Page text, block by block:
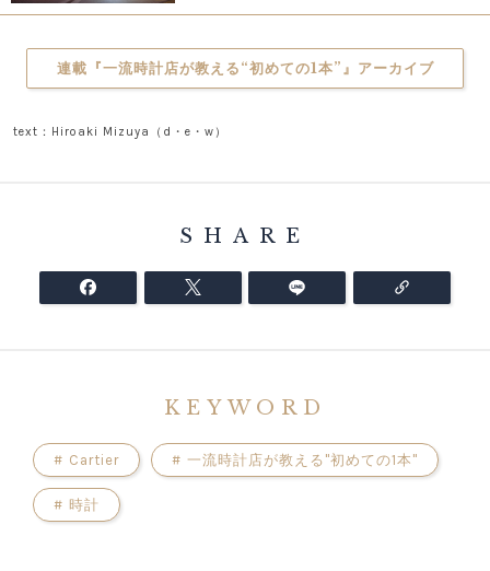
連載『一流時計店が教える“初めての1本”』アーカイブ
text：Hiroaki Mizuya（d・e・w）
SHARE
KEYWORD
# Cartier # 一流時計店が教える"初めての1本"
# 時計